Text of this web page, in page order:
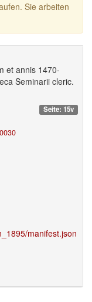
Sie arbeiten
et annis 1470-
Seminarii cleric.
Seite: 15v
manifest.json